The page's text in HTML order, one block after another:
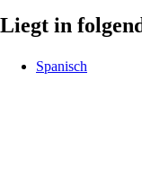
Liegt in
Spanisch